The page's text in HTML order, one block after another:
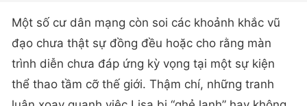
Một số cư dân mạng còn soi các khoảnh khắc vũ
đạo chưa thật sự đồng đều hoặc cho rằng màn
trình diễn chưa đáp ứng kỳ vọng tại một sự kiện
thể thao tầm cỡ thế giới. Thậm chí, những tranh